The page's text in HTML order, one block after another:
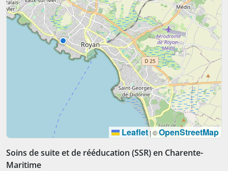
Leaflet | ©OpenStreetMap
Soins de suite et de rééducation (SSR) en Charente-
Maritime